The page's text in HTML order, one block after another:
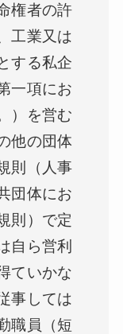
権者の許
工業又は
する私企
一項にお
）を営む
他の団体
則（人事
団体にお
則）で定
自ら営利
ていかな
事しては
職員（短